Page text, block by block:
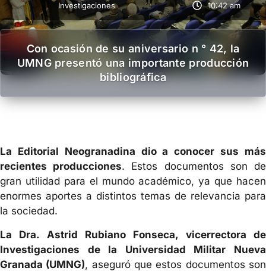
Investigaciones
10:42 am
Con ocasión de su aniversario n ° 42, la
UMNG presentó una importante producción
bibliográfica
La Editorial Neogranadina dio a conocer sus más
recientes producciones. Estos documentos son de
gran utilidad para el mundo académico, ya que hacen
enormes aportes a distintos temas de relevancia para
la sociedad.
La Dra. Astrid Rubiano Fonseca, vicerrectora de
Investigaciones de la Universidad Militar Nueva
Granada (UMNG), aseguró que estos documentos son